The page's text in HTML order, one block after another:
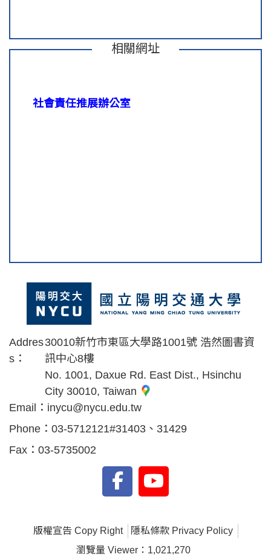
相關網址
社會責任推展辦公室
Addres
s：
30010新竹市東區大學路1001號 浩然圖書資
訊中心8樓
No. 1001, Daxue Rd. East Dist., Hsinchu
City 30010, Taiwan
Email： inycu@nycu.edu.tw
Phone： 03-5712121#31403、31429
Fax： 03-5735002
版權宣告 Copy Right
隱私條款 Privacy Policy
瀏覽量 Viewer：1,021,270